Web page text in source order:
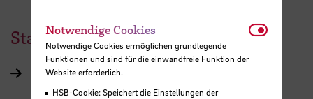
Standort
Neustadtswall E 504
Notwendige Cookies
Notwendige Cookies ermöglichen grundlegende
Funktionen und sind für die einwandfreie Funktion der
Website erforderlich.
HSB-Cookie: Speichert die Einstellungen der